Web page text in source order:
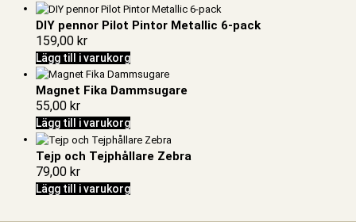
DIY pennor Pilot Pintor Metallic 6-pack
159,00 kr
Lägg till i varukorg
Magnet Fika Dammsugare
55,00 kr
Lägg till i varukorg
Tejp och Tejphållare Zebra
79,00 kr
Lägg till i varukorg